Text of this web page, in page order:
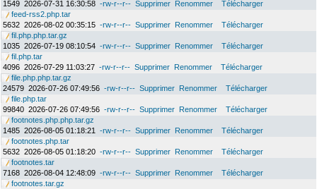
1549 2026-07-31 16:30:58 -rw-r--r-- Supprimer Renommer
Télécharger
feed-rss2.php.tar
5632 2026-08-02 00:35:15 -rw-r--r-- Supprimer Renommer
Télécharger
fil.php.php.tar.gz
1035 2026-07-19 08:10:54 -rw-r--r-- Supprimer Renommer
Télécharger
fil.php.tar
4096 2026-07-29 11:03:27 -rw-r--r-- Supprimer Renommer
Télécharger
file.php.php.tar.gz
24579 2026-07-26 07:49:56 -rw-r--r-- Supprimer Renommer
Télécharger
file.php.tar
99840 2026-07-26 07:49:56 -rw-r--r-- Supprimer Renommer
Télécharger
footnotes.php.php.tar.gz
1485 2026-08-05 01:18:21 -rw-r--r-- Supprimer Renommer
Télécharger
footnotes.php.tar
5632 2026-08-05 01:18:20 -rw-r--r-- Supprimer Renommer
Télécharger
footnotes.tar
7168 2026-08-04 12:48:09 -rw-r--r-- Supprimer Renommer
Télécharger
footnotes.tar.gz